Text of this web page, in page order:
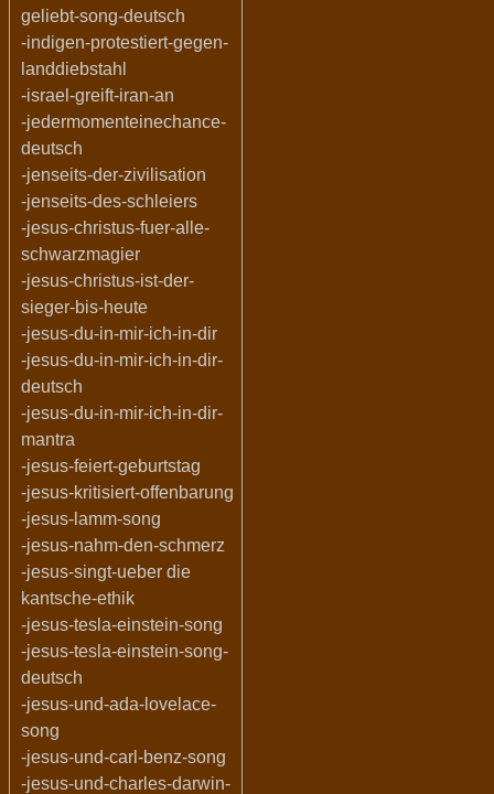
geliebt-song-deutsch
-indigen-protestiert-gegen-
landdiebstahl
-israel-greift-iran-an
-jedermomenteinechance-
deutsch
-jenseits-der-zivilisation
-jenseits-des-schleiers
-jesus-christus-fuer-alle-
schwarzmagier
-jesus-christus-ist-der-
sieger-bis-heute
-jesus-du-in-mir-ich-in-dir
-jesus-du-in-mir-ich-in-dir-
deutsch
-jesus-du-in-mir-ich-in-dir-
mantra
-jesus-feiert-geburtstag
-jesus-kritisiert-offenbarung
-jesus-lamm-song
-jesus-nahm-den-schmerz
-jesus-singt-ueber die
kantsche-ethik
-jesus-tesla-einstein-song
-jesus-tesla-einstein-song-
deutsch
-jesus-und-ada-lovelace-
song
-jesus-und-carl-benz-song
-jesus-und-charles-darwin-